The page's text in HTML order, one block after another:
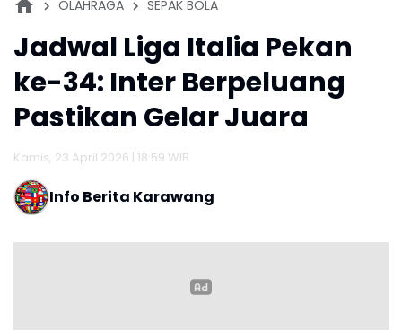
OLAHRAGA SEPAK BOLA
Jadwal Liga Italia Pekan
ke-34: Inter Berpeluang
Pastikan Gelar Juara
Kamis, 23 April 2026 | 18:59 WIB
Info Berita Karawang